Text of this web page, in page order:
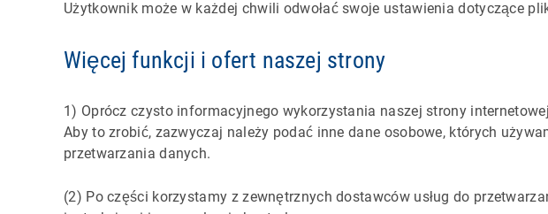
Użytkownik może w każdej chwili odwołać swoje ustawienia dotyczące
Więcej funkcji i ofert naszej strony
1) Oprócz czysto informacyjnego wykorzystania naszej strony
Aby to zrobić, zazwyczaj należy podać inne dane osobowe, których
przetwarzania danych.
(2) Po części korzystamy z zewnętrznych dostawców usług do